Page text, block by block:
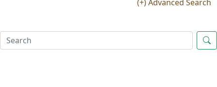
(+) Advanced Search